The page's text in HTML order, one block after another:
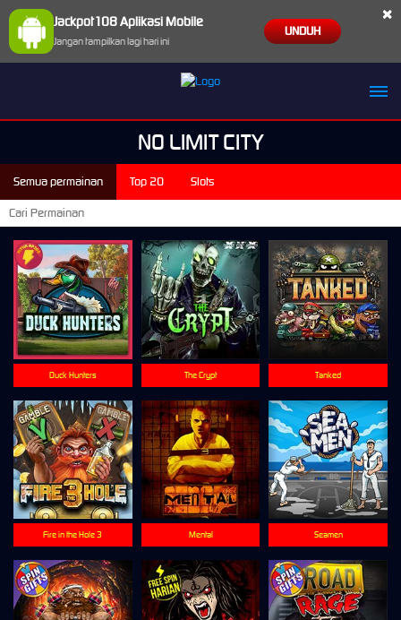
Jackpot108 Aplikasi Mobile
Jangan tampilkan lagi hari ini
UNDUH
×
NO LIMIT CITY
Semua permainan Top 20 Slots
Seamen
Duck Hunters
Fire in the Hole 3 Mental
The Crypt Tanked